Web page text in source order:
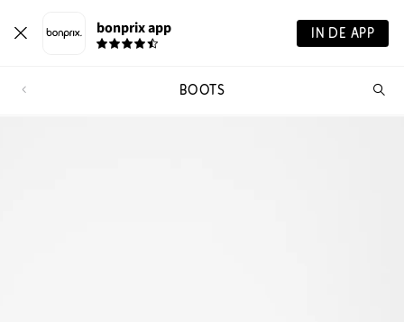
bonprix app IN DE APP
BOOTS